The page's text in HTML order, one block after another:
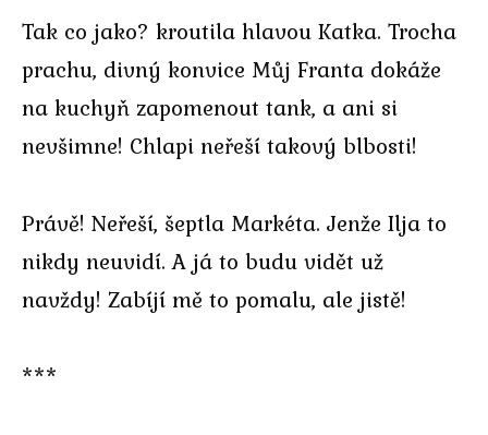
Tak co jako? kroutila hlavou Katka. Trocha
prachu, divný konvice Můj Franta dokáže
na kuchyň zapomenout tank, a ani si
nevšimne! Chlapi neřeší takový blbosti!
Právě! Neřeší, šeptla Markéta. Jenže Ilja to
nikdy neuvidí. A já to budu vidět už
navždy! Zabíjí mě to pomalu, ale jistě!
***